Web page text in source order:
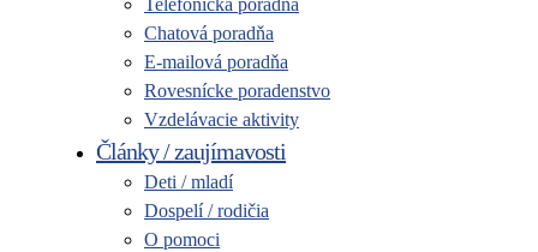
Telefonická poradňa
Chatová poradňa
E-mailová poradňa
Rovesnícke poradenstvo
Vzdelávacie aktivity
Články / zaujímavosti
Deti / mladí
Dospelí / rodičia
O pomoci